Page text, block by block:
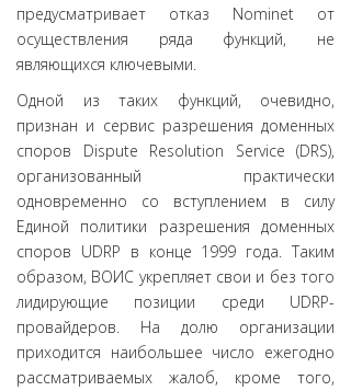
предусматривает отказ Nominet от
осуществления ряда функций, не
являющихся ключевыми.
Одной из таких функций, очевидно,
признан и сервис разрешения доменных
споров Dispute Resolution Service (DRS),
организованный практически
одновременно со вступлением в силу
Единой политики разрешения доменных
споров UDRP в конце 1999 года. Таким
образом, ВОИС укрепляет свои и без того
лидирующие позиции среди UDRP-
провайдеров. На долю организации
приходится наибольшее число ежегодно
рассматриваемых жалоб, кроме того,